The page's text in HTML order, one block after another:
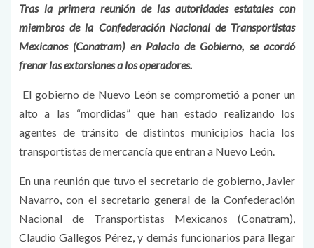
Tras la primera reunión de las autoridades estatales con
miembros de la Confederación Nacional de Transportistas
Mexicanos (Conatram) en Palacio de Gobierno, se acordó
frenar las extorsiones a los operadores.
El gobierno de Nuevo León se comprometió a poner un
alto a las “mordidas” que han estado realizando los
agentes de tránsito de distintos municipios hacia los
transportistas de mercancía que entran a Nuevo León.
En una reunión que tuvo el secretario de gobierno, Javier
Navarro, con el secretario general de la Confederación
Nacional de Transportistas Mexicanos (Conatram),
Claudio Gallegos Pérez, y demás funcionarios para llegar